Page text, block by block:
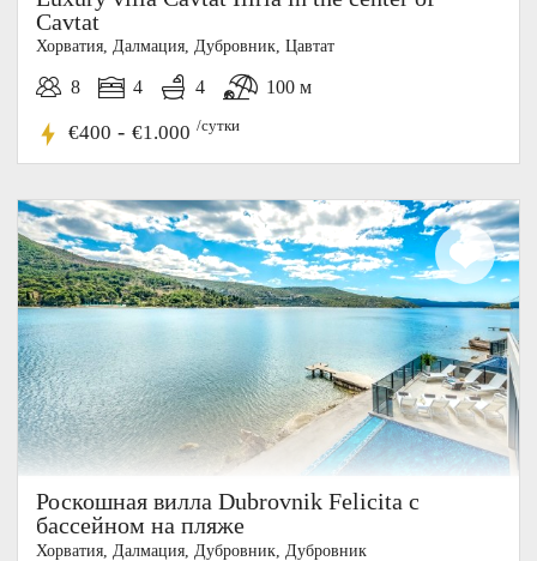
СКИДКА
Cavtat
Хорватия, Далмация, Дубровник, Цавтат
8 4 4 100 м
€400 - €1.000 /сутки
Роскошная вилла Dubrovnik Felicita с
бассейном на пляже
Хорватия, Далмация, Дубровник, Дубровник